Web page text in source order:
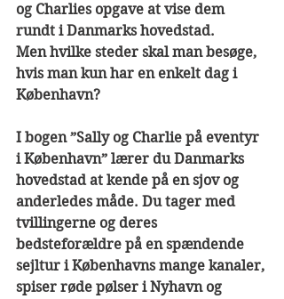
og Charlies opgave at vise dem
rundt i Danmarks hovedstad.
Men hvilke steder skal man besøge,
hvis man kun har en enkelt dag i
København?
I bogen ”Sally og Charlie på eventyr
i København” lærer du Danmarks
hovedstad at kende på en sjov og
anderledes måde. Du tager med
tvillingerne og deres
bedsteforældre på en spændende
sejltur i Københavns mange kanaler,
spiser røde pølser i Nyhavn og